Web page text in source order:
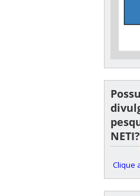
NETI?
Clique